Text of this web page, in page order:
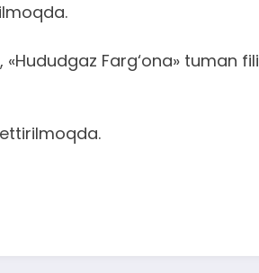
Farg‘ona» tuman